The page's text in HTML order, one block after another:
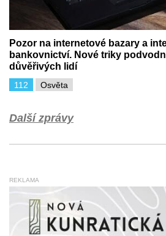
Pozor na internetové bazary a
bankovnictví. Nové triky
důvěřivých lidí
112 Osvěta
Další zprávy
REKLAMA